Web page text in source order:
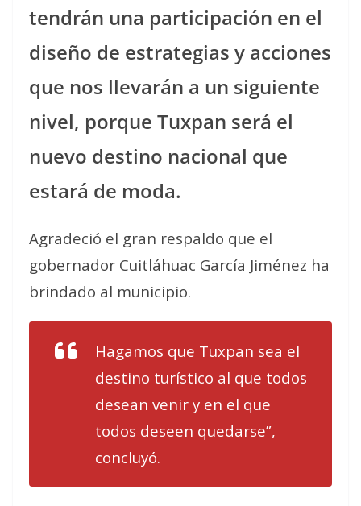
tendrán una participación en el
diseño de estrategias y acciones
que nos llevarán a un siguiente
nivel, porque Tuxpan será el
nuevo destino nacional que
estará de moda.
Agradeció el gran respaldo que el
gobernador Cuitláhuac García Jiménez ha
brindado al municipio.
Hagamos que Tuxpan sea el
destino turístico al que todos
desean venir y en el que
todos deseen quedarse”,
concluyó.